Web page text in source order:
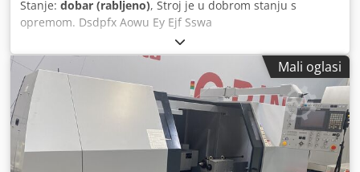
Stanje: dobar (rabljeno), Stroj je u dobrom stanju s
opremom. Dsdpfx Aowu Ey Ejf Sswa
Mali oglasi